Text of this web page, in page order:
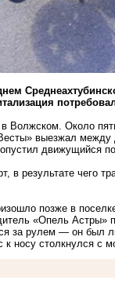
Волжском. Около
выезжал
движущийся по
в результате чего
позже в
«Опель Астры»
за рулем — он был
к носу столкнулся